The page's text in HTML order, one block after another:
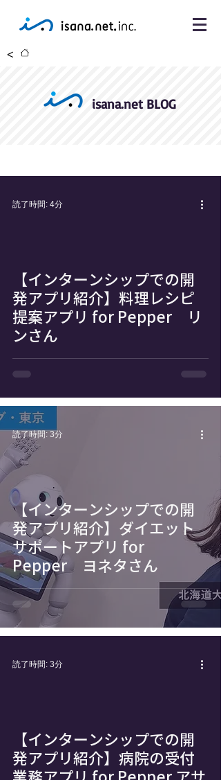
<
isana.net BLOG
【インターンシップでの開
発アプリ紹介】料理レシピ
提案アプリ for Pepper リ
ンさん
読了時間: 4分
【インターンシップでの開
発アプリ紹介】ダイエット
サポートアプリ for
Pepper ヨネタさん
読了時間: 3分
【インターンシップでの開
発アプリ紹介】病院の受付
読了時間: 3分